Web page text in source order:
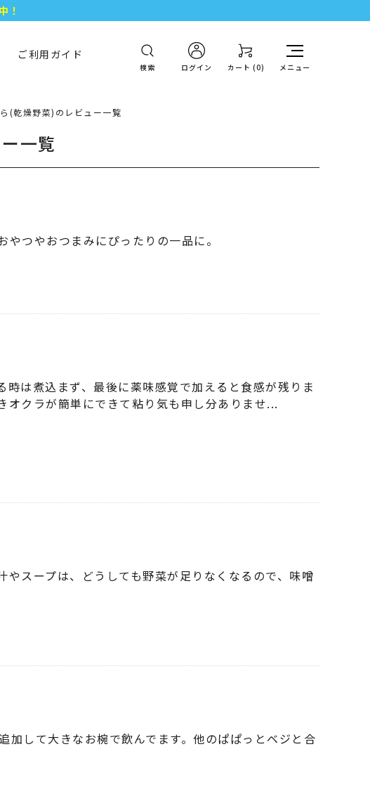
！
ント！
ご利用ガイド
検索 ログイン カート (0) メニュー
(乾燥野菜)のレビュー一覧
一覧
つやおつまみにぴったりの一品に。
は煮込まず、最後に薬味感覚で加えると食感が残りま
オクラが簡単にできて粘り気も申し分ありませ...
スープは、どうしても野菜が足りなくなるので、味噌
して大きなお椀で飲んでます。他のぱぱっとベジと合